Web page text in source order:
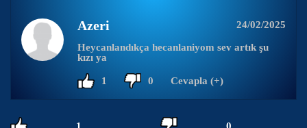
Azeri 24/02/2025
Heycanlandıkça hecanlaniyom sev artık şu
kızı ya
1 0 Cevapla (+)